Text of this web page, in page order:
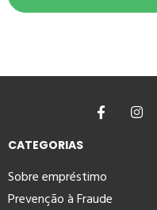
CATEGORIAS
Sobre empréstimo
Prevenção à Fraude